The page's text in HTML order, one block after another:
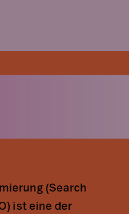
(Search
ist eine der